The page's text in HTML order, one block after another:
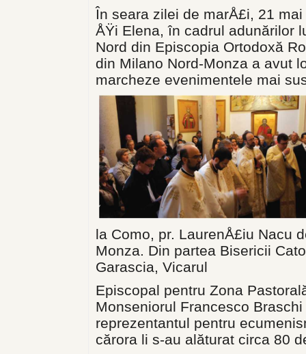
În seara zilei de marÅ£i, 21
ÅŸi Elena, în cadrul adunărilor
Nord din Episcopia Ortodoxă
din Milano Nord-Monza a avut
marcheze evenimen­tele mai
la Como, pr. LaurenÅ£iu Nacu
Monza. Din partea Bisericii
Garascia, Vicarul
Episcopal pentru Zona
Monseniorul Francesco
reprezentantul pentru
cărora li s-au alăturat circa 80